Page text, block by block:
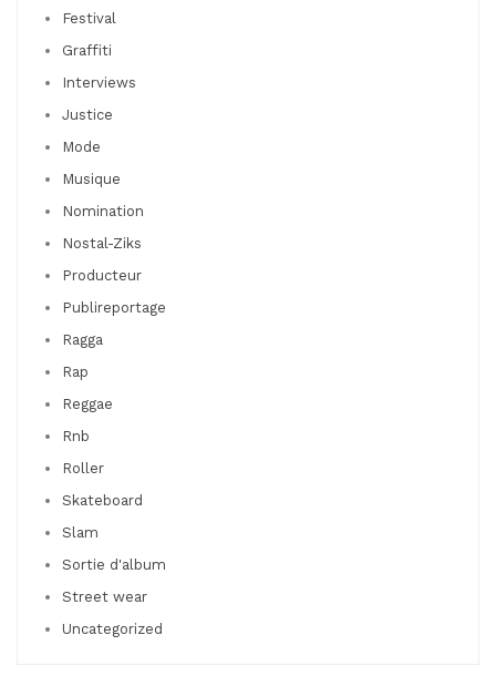
Festival
Graffiti
Interviews
Justice
Mode
Musique
Nomination
Nostal-Ziks
Producteur
Publireportage
Ragga
Rap
Reggae
Rnb
Roller
Skateboard
Slam
Sortie d'album
Street wear
Uncategorized